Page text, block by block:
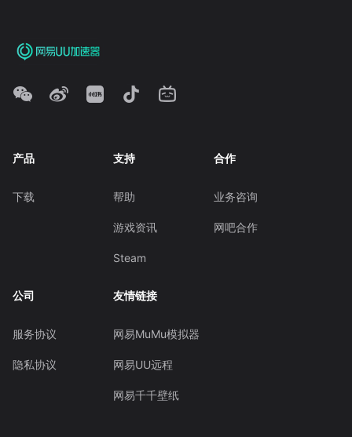
产品
下载
支持
帮助
游戏资讯
Steam
合作
业务咨询
网吧合作
公司
服务协议
隐私协议
友情链接
网易MuMu模拟器
网易UU远程
网易千千壁纸